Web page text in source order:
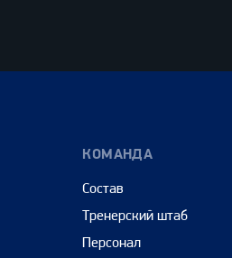
КОМАНДА
Состав
Тренерский штаб
Персонал